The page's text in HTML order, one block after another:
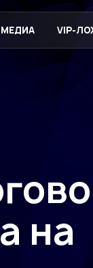
МЕДИА VIP-
на